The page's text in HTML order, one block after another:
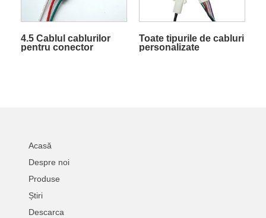
4.5 Cablul cablurilor
pentru conector
Toate tipurile de cabluri
personalizate
Acasă
Despre noi
Produse
Știri
Descarca